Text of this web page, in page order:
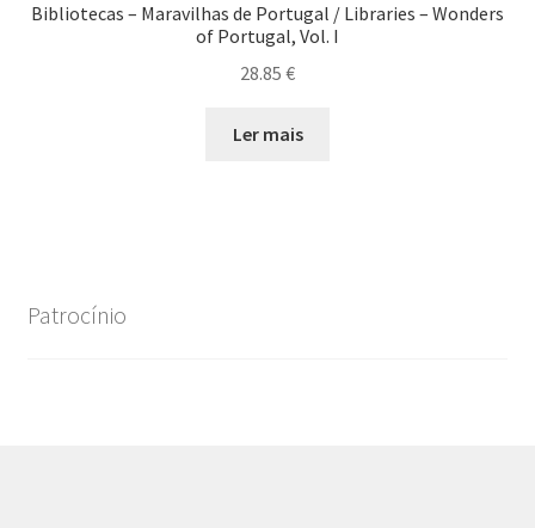
Bibliotecas – Maravilhas de Portugal / Libraries – Wonders
of Portugal, Vol. I
28.85 €
Ler mais
Patrocínio